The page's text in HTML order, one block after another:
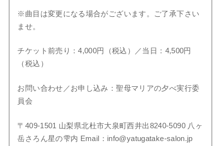
※曲目は変更になる場合がございます。ご了承下さい
ませ。
チケット前売り：4,000円（税込）／当日：4,500円
（税込）
お問い合わせ／お申し込み：聖母マリアの夕べ実行委
員会
〒409-1501 山梨県北杜市大泉町西井出8240-5090 八ヶ
岳さろん星の雫内 Email：info@yatugatake-salon.jp